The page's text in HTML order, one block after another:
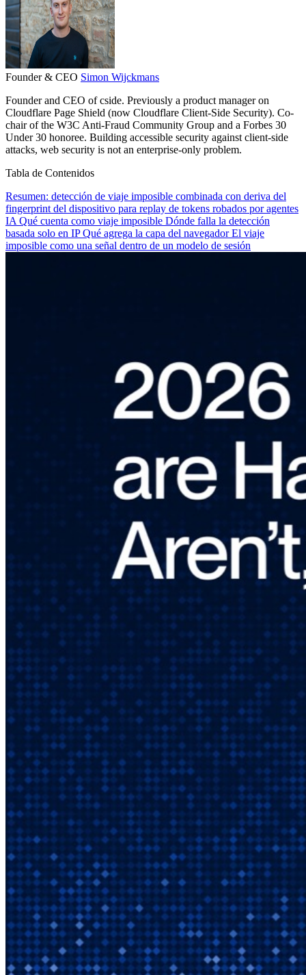
Founder & CEO Simon Wijckmans
Founder and CEO of cside. Previously a product manager on
Cloudflare Page Shield (now Cloudflare Client-Side Security). Co-
chair of the W3C Anti-Fraud Community Group and a Forbes 30
Under 30 honoree. Building accessible security against client-side
attacks, web security is not an enterprise-only problem.
Tabla de Contenidos
Resumen: detección de viaje imposible combinada con deriva del
fingerprint del dispositivo para replay de tokens robados por agentes
IA Qué cuenta como viaje imposible Dónde falla la detección
basada solo en IPQué agrega la capa del navegadorEl viaje
imposible como una señal dentro de un modelo de sesión